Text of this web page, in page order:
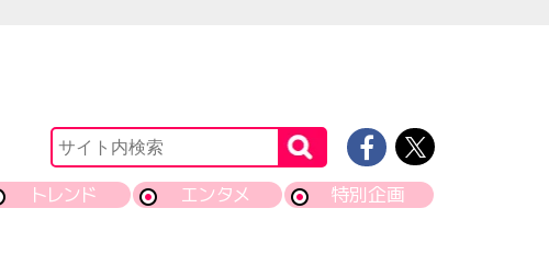
トレンド エンタメ 特別企画